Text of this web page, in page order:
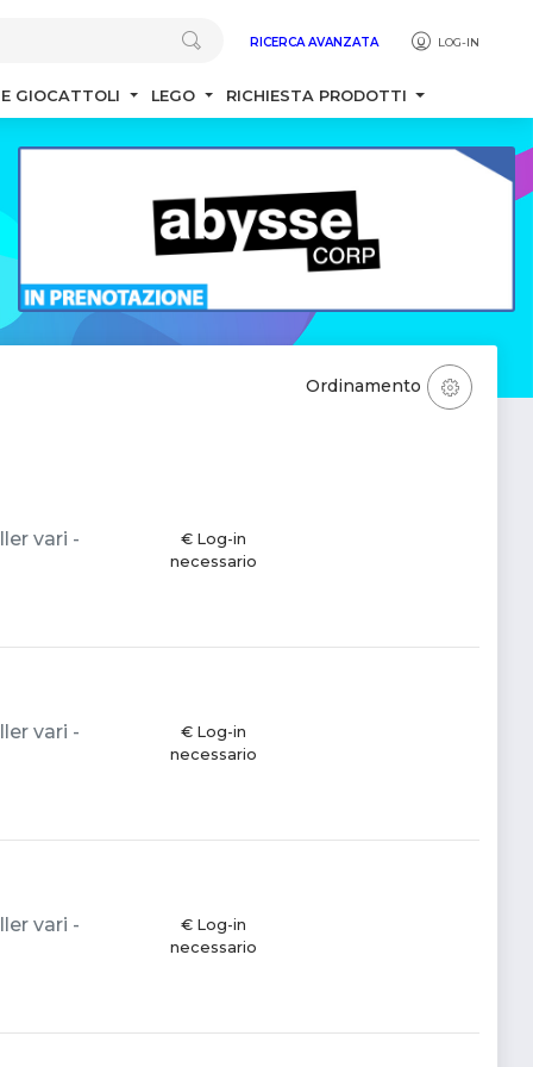
RICERCA AVANZATA LOG-IN
GIOCATTOLI LEGO RICHIESTA PRODOTTI
Ordinamento
vari -
€ Log-in
necessario
vari -
€ Log-in
necessario
vari -
€ Log-in
necessario